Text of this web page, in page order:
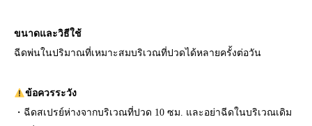
ขนาดและวิธีใช้
ฉีดพ่นในปริมาณที่เหมาะสมบริเวณที่ปวดได้หลายครั้งต่อวัน
ข้อควรระวัง
・ฉีดสเปรย์ห่างจากบริเวณที่ปวด 10 ซม. และอย่าฉีดในบริเวณเดิม